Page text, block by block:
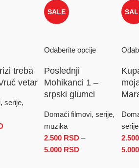
do 5.000 RSD
treba
vetar
serije,
Raspon cena: od 2.500 RSD do 5.000
SALE
Odaberite opcije
Poslednji
Mohikanci 1 –
srpski glumci
Domaći filmovi, serije,
muzika
2.500 RSD –
5.000 RSDRaspon cena: od
2.500
5.000